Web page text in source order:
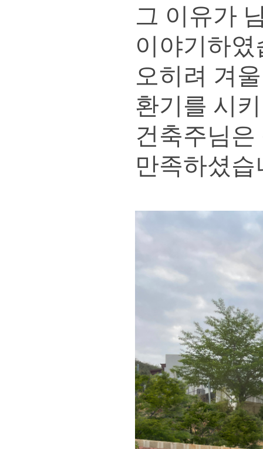
그 이유가
이야기하였
오히려 겨
환기를 시
건축주님
만족하셨습